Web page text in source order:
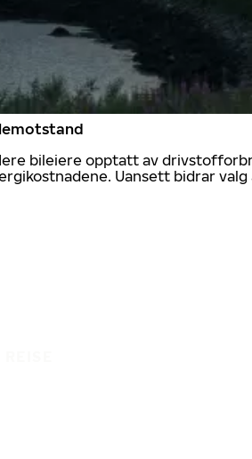
bileiere opptatt av
Uansett bidrar